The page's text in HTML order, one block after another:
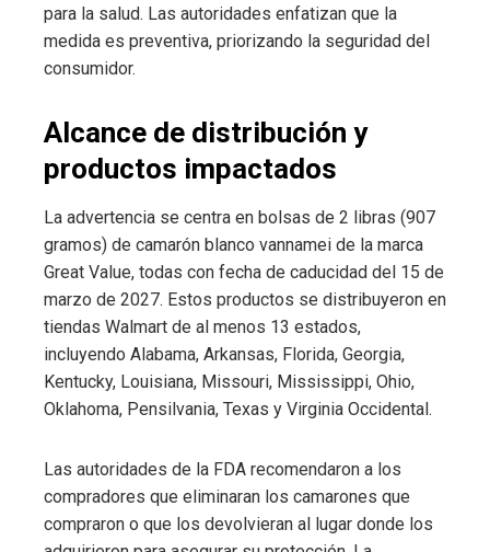
para la salud. Las autoridades enfatizan que la
medida es preventiva, priorizando la seguridad del
consumidor.
Alcance de distribución y
productos impactados
La advertencia se centra en bolsas de 2 libras (907
gramos) de camarón blanco vannamei de la marca
Great Value, todas con fecha de caducidad del 15 de
marzo de 2027. Estos productos se distribuyeron en
tiendas Walmart de al menos 13 estados,
incluyendo Alabama, Arkansas, Florida, Georgia,
Kentucky, Louisiana, Missouri, Mississippi, Ohio,
Oklahoma, Pensilvania, Texas y Virginia Occidental.
Las autoridades de la FDA recomendaron a los
compradores que eliminaran los camarones que
compraron o que los devolvieran al lugar donde los